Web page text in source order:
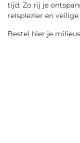
tijd. Zo rij je
reisplezier en
Bestel hier je